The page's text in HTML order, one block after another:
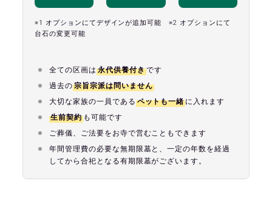
※1 オプションにてデザインが追加可能※2 オプションにて
台石の変更可能
全ての区画は 永代供養付きです
過去の 宗旨宗派は問いません
大切な家族の一員である ペットも一緒に入れます
生前契約も可能です
ご葬儀、ご法要をお寺で営むこともできます
年間管理費の必要な無期限墓と、一定の年数を経過
してから合祀となる有期限墓がございます。